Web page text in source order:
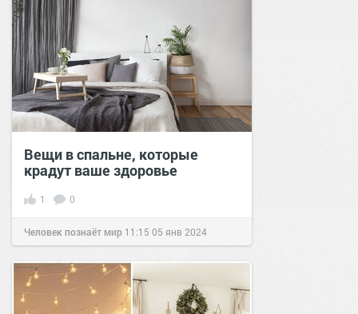
Вещи в спальне, которые
крадут ваше здоровье
1 0
Человек познаёт мир 11:15 05 янв 2024